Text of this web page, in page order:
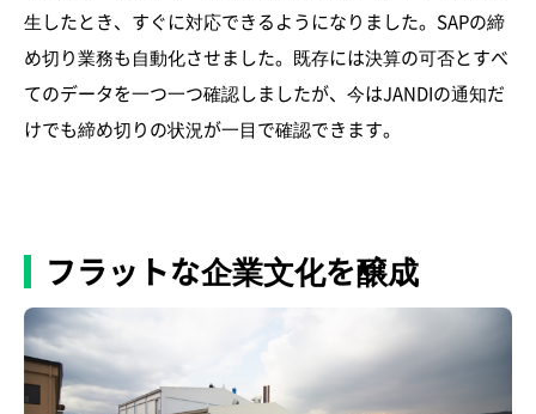
生したとき、すぐに対応できるようになりました。SAPの締
め切り業務も自動化させました。既存には決算の可否とすべ
てのデータを一つ一つ確認しましたが、今はJANDIの通知だ
けでも締め切りの状況が一目で確認できます。
フラットな企業文化を醸成